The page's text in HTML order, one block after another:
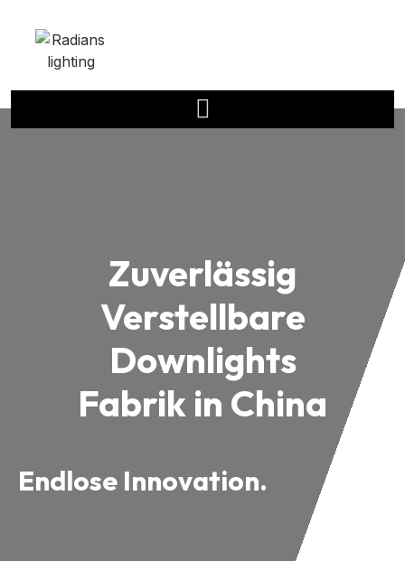
Zuverlässig
Verstellbare
Downlights
Fabrik in China
Endlose Innovation.